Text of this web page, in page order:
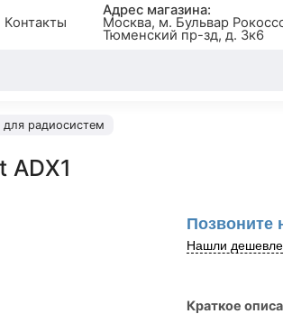
Контакты
Адрес магазина:
Москва, м. Бульвар
Тюменский пр-зд, д. 3к6
для радиосистем
ADX1
Позвоните
Нашли
Краткое